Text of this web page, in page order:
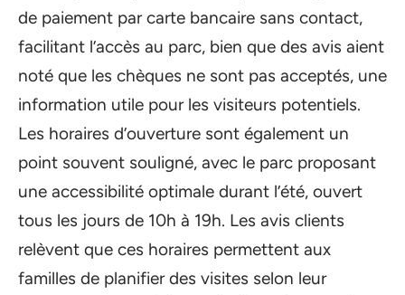
de paiement par carte bancaire sans contact,
facilitant l’accès au parc, bien que des avis aient
noté que les chèques ne sont pas acceptés, une
information utile pour les visiteurs potentiels.
Les horaires d’ouverture sont également un
point souvent souligné, avec le parc proposant
une accessibilité optimale durant l’été, ouvert
tous les jours de 10h à 19h. Les avis clients
relèvent que ces horaires permettent aux
familles de planifier des visites selon leur